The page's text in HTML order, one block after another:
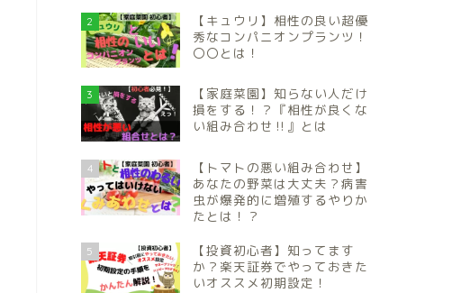
2
【キュウリ】相性の良い超優
秀なコンパニオンプランツ！
〇〇とは！
3
【家庭菜園】知らない人だけ
損をする！？『相性が良くな
い組み合わせ‼️』とは
4
【トマトの悪い組み合わせ】
あなたの野菜は大丈夫？病害
虫が爆発的に増殖するやりか
たとは！？
5
【投資初心者】知ってます
か？楽天証券でやっておきた
いオススメ初期設定！